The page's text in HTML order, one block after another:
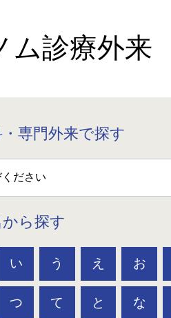
ム診療外来
専門外来で探す
から探す
い う え お
つ て と な